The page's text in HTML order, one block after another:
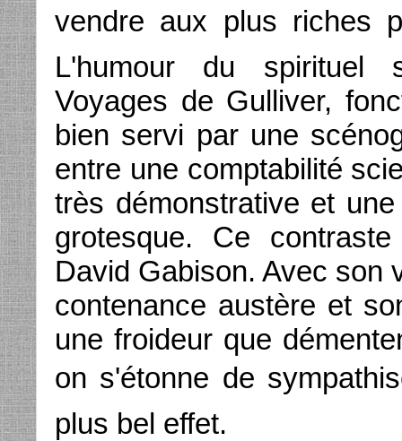
vendre aux plus riches
L'humour du spirituel
Voyages de Gulliver,
bien servi par une
entre une comptabilité
très démonstrative et
grotesque. Ce
David Gabison. Avec son
contenance austère et
une froideur que
on s'étonne de
plus bel effet.